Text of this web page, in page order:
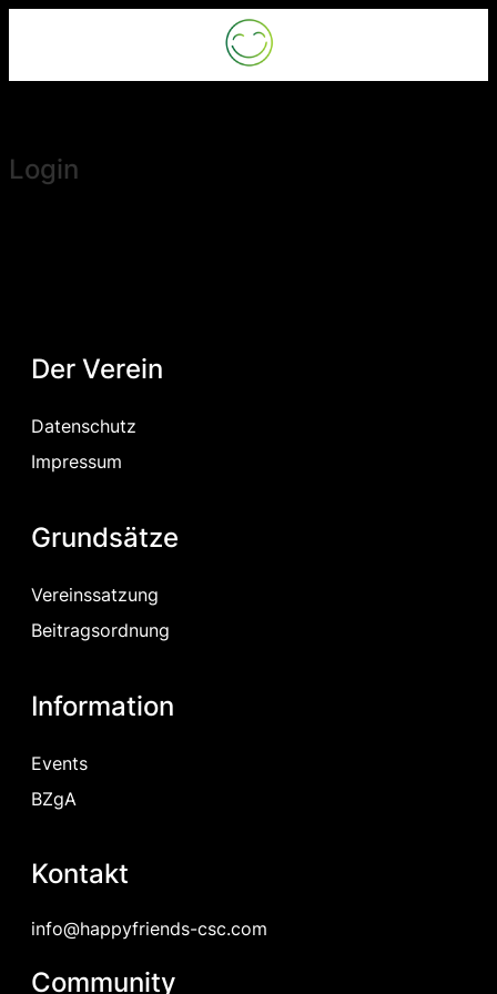
springen
Login
Der Verein
Datenschutz
Impressum
Grundsätze
Vereinssatzung
Beitragsordnung
Information
Events
BZgA
Kontakt
info@happyfriends-csc.com
Community